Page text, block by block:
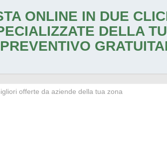
ONLINE IN DUE
DELLA
PREVENTIVO